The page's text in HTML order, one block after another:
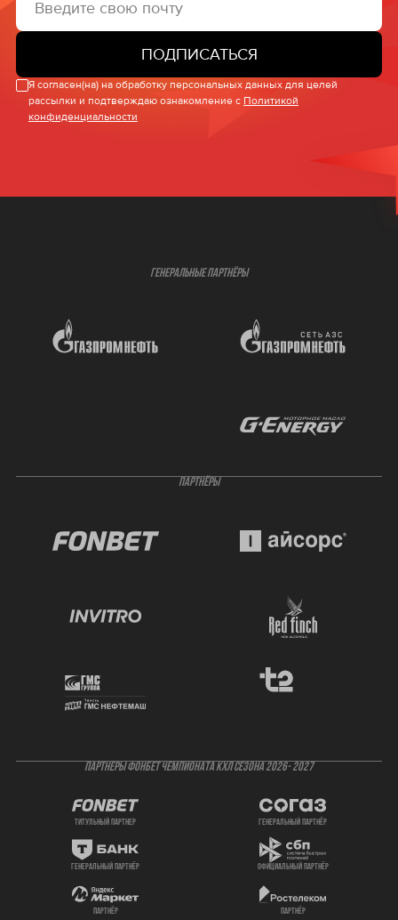
ПОДПИСАТЬСЯ
Я согласен(на) на обработку персональных данных для целей
рассылки и подтверждаю ознакомление с Политикой
конфиденциальности
ГЕНЕРАЛЬНЫЕ ПАРТНЁРЫ
ПАРТНЁРЫ
ПАРТНЕРЫ ФОНБЕТ ЧЕМПИОНАТА КХЛ СЕЗОНА 2026- 2027
титульный партнер генеральный партнёр
генеральный партнёр официальный партнёр
партнёр партнёр